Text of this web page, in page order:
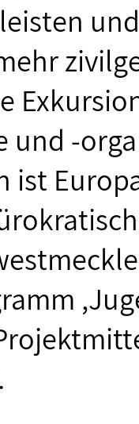
und -
ist